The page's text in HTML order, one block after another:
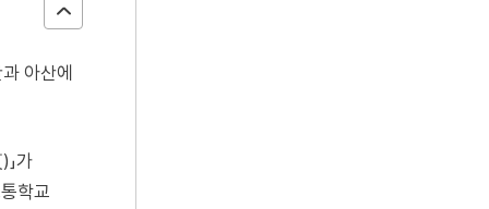
아산에
가
학교